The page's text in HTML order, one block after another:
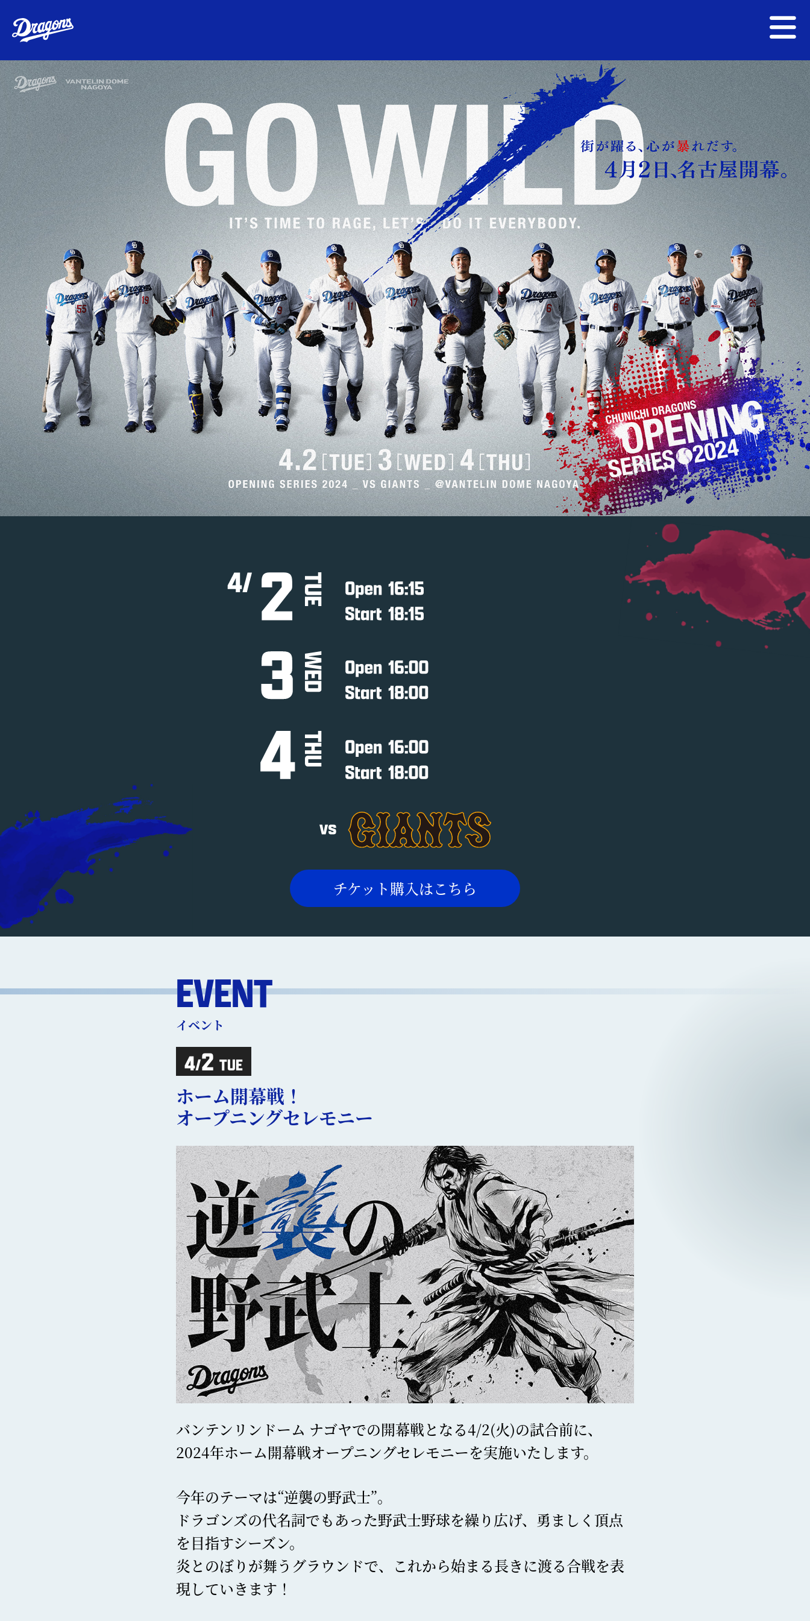
チケット購入はこちら
EVENT
イベント
4/2 TUE
ホーム開幕戦！
オープニングセレモニー
バンテンリンドーム ナゴヤでの開幕戦となる4/2(火)の試合前に、
2024年ホーム開幕戦オープニングセレモニーを実施いたします。
今年のテーマは“逆襲の野武士”。
ドラゴンズの代名詞でもあった野武士野球を繰り広げ、勇ましく頂点
を目指すシーズン。
炎とのぼりが舞うグラウンドで、これから始まる長きに渡る合戦を表
現していきます！